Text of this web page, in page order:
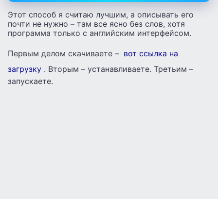
Этот способ я считаю лучшим, а описывать его
почти не нужно – там все ясно без слов, хотя
программа только с английским интерфейсом.
Первым делом скачиваете – вот ссылка на
загрузку . Вторым – устанавливаете. Третьим –
запускаете.